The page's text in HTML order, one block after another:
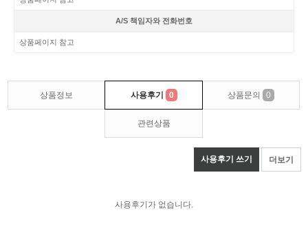
A/S 책임자와 전화번호
상품페이지 참고
상품정보 사용후기 0 상품문의 0
관련상품
사용후기 쓰기 더보기
사용후기가 없습니다.